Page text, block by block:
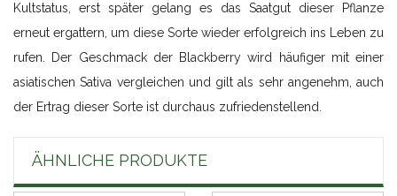
Kultstatus, erst später gelang es das Saatgut dieser Pflanze
erneut ergattern, um diese Sorte wieder erfolgreich ins Leben zu
rufen. Der Geschmack der Blackberry wird häufiger mit einer
asiatischen Sativa vergleichen und gilt als sehr angenehm, auch
der Ertrag dieser Sorte ist durchaus zufriedenstellend.
ÄHNLICHE PRODUKTE